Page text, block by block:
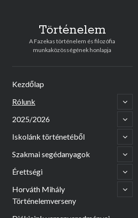
Történelem
A Fazekas történelem és filozófia
munkaközösségének honlapja
Kezdőlap
Rólunk
open
child
menu
2025/2026
open
child
menu
Iskolánk történetéből
open
child
menu
Szakmai segédanyagok
open
child
menu
Érettségi
open
child
menu
Horváth Mihály
Történelemverseny
open
child